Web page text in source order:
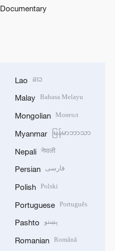
Documentary
Lao ລາວ
Malay Bahasa Melayu
Mongolian Монгол
Myanmar မြန်မာဘာသာ
Nepali नेपाली
Persian فارسی
Polish Polski
Portuguese Português
Pashto پښتو
Romanian Română